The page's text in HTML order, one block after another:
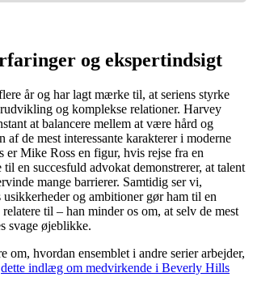
og ekspertindsigt
år og har lagt mærke til, at seriens styrke
og komplekse relationer. Harvey
at balancere mellem at være hård og
af de mest interessante karakterer i moderne
er Mike Ross en figur, hvis rejse fra en
en succesfuld advokat demonstrerer, at talent
mange barrierer. Samtidig ser vi,
og ambitioner gør ham til en
til – han minder os om, at selv de mest
svage øjeblikke.
om, hvordan ensemblet i andre serier arbejder,
dette indlæg om medvirkende i Beverly Hills